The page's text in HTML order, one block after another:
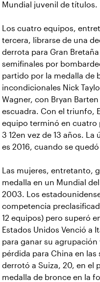
Mundial juvenil de títulos.
Los cuatro equipos,
tercera, librarse de una
derrota para Gran Bretaña
semifinales por
partido por la medalla de
incondicionales Nick
Wagner, con Bryan
escuadra. Con el triunfo,
equipo terminó en cuatro
3 12en vez de 13 años. La
es 2016, cuando se
Las mujeres, entretanto,
medalla en un Mundial
2003. Los
competencia
12 equipos) pero superó
Estados Unidos Venció a
para ganar su agrupación
pérdida para China en las
derrotó a Suiza, 20, en el
medalla de bronce en la